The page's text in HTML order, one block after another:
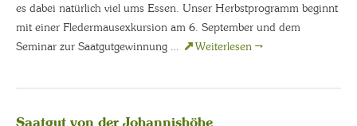
es dabei natürlich viel ums Essen. Unser Herbstprogramm beginnt
mit einer Fledermausexkursion am 6. September und dem
Seminar zur Saatgutgewinnung …
Weiterlesen →
Saatgut von der Johannishöhe